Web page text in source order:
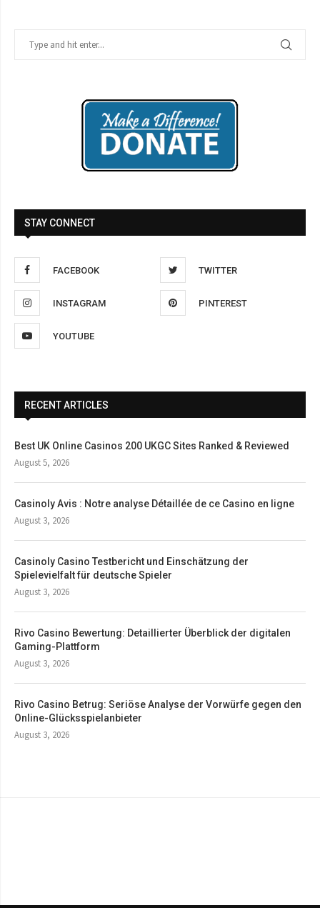
STAY CONNECT
FACEBOOK TWITTER
INSTAGRAM PINTEREST
YOUTUBE
RECENT ARTICLES
Best UK Online Casinos 200 UKGC Sites Ranked & Reviewed
August 5, 2026
Casinoly Avis : Notre analyse Détaillée de ce Casino en ligne
August 3, 2026
Casinoly Casino Testbericht und Einschätzung der
Spielevielfalt für deutsche Spieler
August 3, 2026
Rivo Casino Bewertung: Detaillierter Überblick der digitalen
Gaming-Plattform
August 3, 2026
Rivo Casino Betrug: Seriöse Analyse der Vorwürfe gegen den
Online-Glücksspielanbieter
August 3, 2026